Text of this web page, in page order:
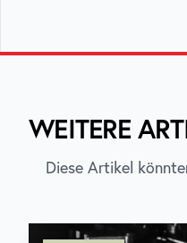
WEITERE
Diese Artikel